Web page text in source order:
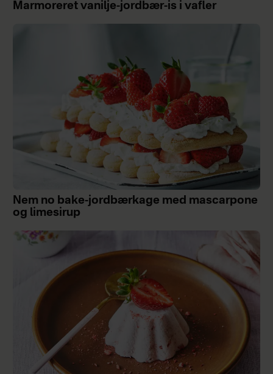
Marmoreret vanilje-jordbær-is i vafler
Nem no bake-jordbærkage med mascarpone
og limesirup